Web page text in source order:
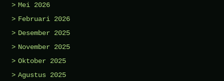
Mei 2026
Februari 2026
Desember 2025
November 2025
Oktober 2025
Agustus 2025